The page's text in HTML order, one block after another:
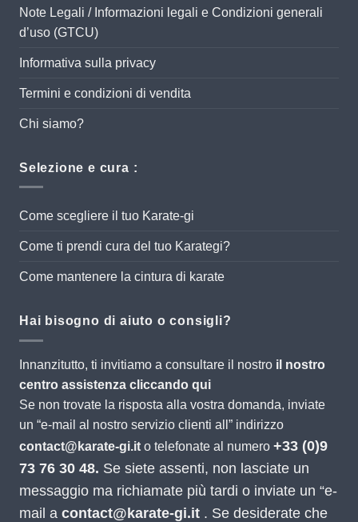
Note Legali / Informazioni legali e Condizioni generali
d’uso (GTCU)
Informativa sulla privacy
Termini e condizioni di vendita
Chi siamo?
Selezione e cura :
Come scegliere il tuo Karate-gi
Come ti prendi cura del tuo Karategi?
Come mantenere la cintura di karate
Hai bisogno di aiuto o consigli?
Innanzitutto, ti invitiamo a consultare il nostro il nostro
centro assistenza cliccando qui
Se non trovate la risposta alla vostra domanda, inviate
un “e-mail al nostro servizio clienti all” indirizzo
contact@karate-gi.it o telefonate al numero +33 (0)9
73 76 30 48. Se siete assenti, non lasciate un
messaggio ma richiamate più tardi o inviate un “e-
mail a contact@karate-gi.it . Se desiderate che